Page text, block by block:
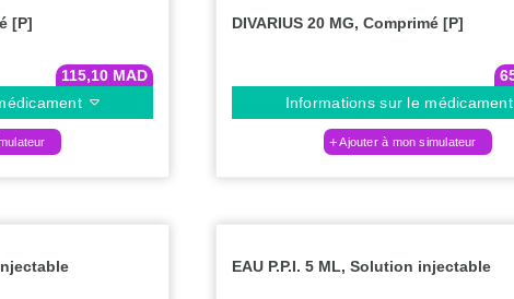
[P]
115,10 MAD
DIVARIUS 20 MG, Comprimé [P]
Informations sur le médicament
Ajouter à mon simulateur
EAU P.P.I. 5 ML, Solution injectable